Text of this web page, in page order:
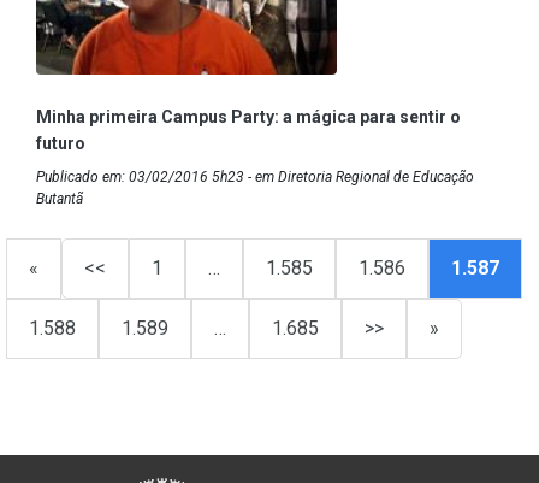
Minha primeira Campus Party: a mágica para sentir o
futuro
Publicado em: 03/02/2016 5h23 - em Diretoria Regional de Educação
Butantã
« << 1 … 1.585 1.586 1.587
1.588 1.589 … 1.685 >> »